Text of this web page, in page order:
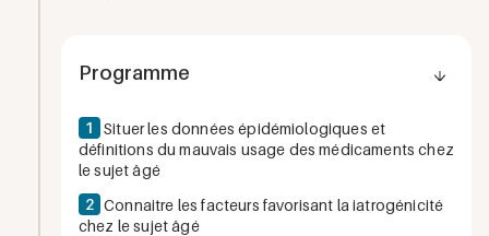
Programme
1
Situer les données épidémiologiques et
définitions du mauvais usage des médicaments chez
le sujet âgé
2 Connaitre les facteurs favorisant la iatrogénicité
chez le sujet âgé